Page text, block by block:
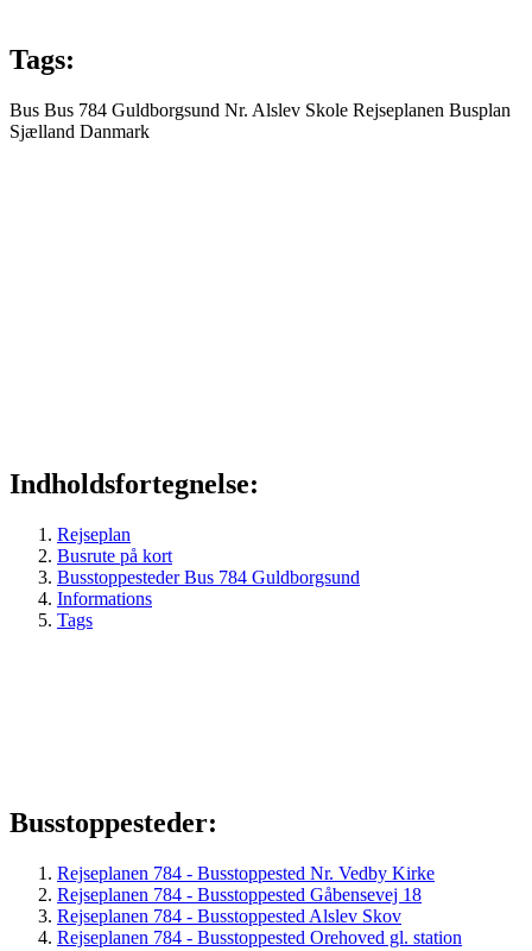
Tags:
Bus Bus 784 Guldborgsund Nr. Alslev Skole Rejseplanen Busplan
Sjælland Danmark
Indholdsfortegnelse:
Rejseplan
Busrute på kort
Busstoppesteder Bus 784 Guldborgsund
Informations
Tags
Busstoppesteder:
Rejseplanen 784 - Busstoppested Nr. Vedby Kirke
Rejseplanen 784 - Busstoppested Gåbensevej 18
Rejseplanen 784 - Busstoppested Alslev Skov
Rejseplanen 784 - Busstoppested Orehoved gl. station